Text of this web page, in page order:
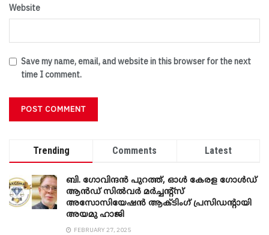
Website
Save my name, email, and website in this browser for the next
time I comment.
Trending Comments Latest
ബി. ​ഗോവിന്ദൻ പുറത്ത്, ഓൾ കേരള ഗോൾഡ്
ആൻഡ് സിൽവർ മർച്ചന്റ്സ്
അസോസിയേഷൻ ആക്ടിംഗ് പ്രസിഡന്റായി
അയമു ഹാജി
FEBRUARY 27, 2025